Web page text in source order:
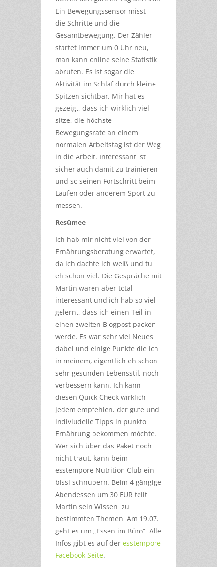
Ein Bewegungssensor misst
die Schritte und die
Gesamtbewegung. Der Zähler
startet immer um 0 Uhr neu,
man kann online seine Statistik
abrufen. Es ist sogar die
Aktivität im Schlaf durch kleine
Spitzen sichtbar. Mir hat es
gezeigt, dass ich wirklich viel
sitze, die höchste
Bewegungsrate an einem
normalen Arbeitstag ist der Weg
in die Arbeit. Interessant ist
sicher auch damit zu trainieren
und so seinen Fortschritt beim
Laufen oder anderem Sport zu
messen.
Resümee
Ich hab mir nicht viel von der
Ernährungsberatung erwartet,
da ich dachte ich weiß und tu
eh schon viel. Die Gespräche mit
Martin waren aber total
interessant und ich hab so viel
gelernt, dass ich einen Teil in
einen zweiten Blogpost packen
werde. Es war sehr viel Neues
dabei und einige Punkte die ich
in meinem, eigentlich eh schon
sehr gesunden Lebensstil, noch
verbessern kann. Ich kann
diesen Quick Check wirklich
jedem empfehlen, der gute und
indiviudelle Tipps in punkto
Ernährung bekommen möchte.
Wer sich über das Paket noch
nicht traut, kann beim
esstempore Nutrition Club ein
bissl schnupern. Beim 4 gängige
Abendessen um 30 EUR teilt
Martin sein Wissen zu
bestimmten Themen. Am 19.07.
geht es um „Essen im Büro“. Alle
Infos gibt es auf der esstempore
Facebook Seite.